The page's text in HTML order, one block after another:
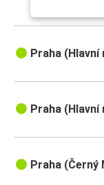
Praha (Hlavní
Praha (Hlavní
Praha (Černý